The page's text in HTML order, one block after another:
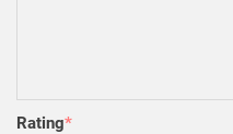
Rating*